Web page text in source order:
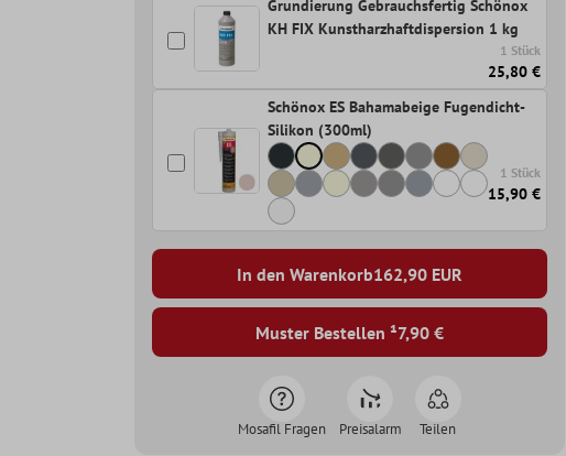
Grundierung Gebrauchsfertig Schönox
KH FIX Kunstharzhaftdispersion 1 kg
1 Stück
25,80 €
Schönox ES Bahamabeige Fugendicht-
Silikon (300ml)
1 Stück
15,90 €
In den Warenkorb162,90EUR
Muster Bestellen ¹7,90 €
Mosafil Fragen Preisalarm Teilen